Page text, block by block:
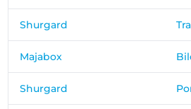
Shurgard
Majabox
Shurgard